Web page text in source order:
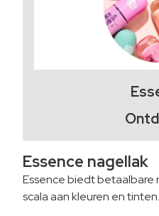
Essence nagellak
Essence biedt betaalbare
scala aan kleuren en tinten.